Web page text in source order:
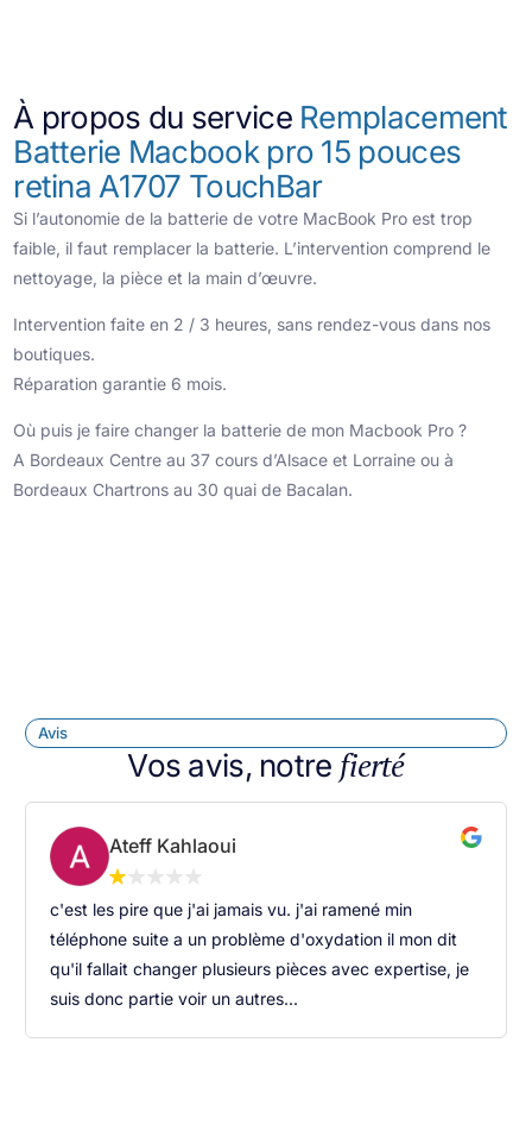
À propos du service Remplacement
Batterie Macbook pro 15 pouces
retina A1707 TouchBar
Si l’autonomie de la batterie de votre MacBook Pro est trop
faible, il faut remplacer la batterie. L’intervention comprend le
nettoyage, la pièce et la main d’œuvre.
Intervention faite en 2 / 3 heures, sans rendez-vous dans nos
boutiques.
Réparation garantie 6 mois.
Où puis je faire changer la batterie de mon Macbook Pro ?
A Bordeaux Centre au 37 cours d’Alsace et Lorraine ou à
Bordeaux Chartrons au 30 quai de Bacalan.
Avis
Vos avis, notre fierté
Ateff Kahlaoui
c'est les pire que j'ai jamais vu. j'ai ramené min
téléphone suite a un problème d'oxydation il mon dit
qu'il fallait changer plusieurs pièces avec expertise, je
suis donc partie voir un autres...